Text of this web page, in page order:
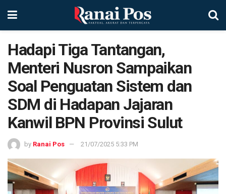
Hadapi Tiga Tantangan,
Menteri Nusron Sampaikan
Soal Penguatan Sistem dan
SDM di Hadapan Jajaran
Kanwil BPN Provinsi Sulut
by Ranai Pos 21/07/2025 5:33 PM